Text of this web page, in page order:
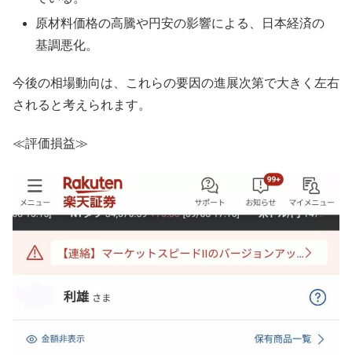
原材料価格の高騰や円安の影響による、日本経済の
基調悪化。
今後の相場動向は、これらの要因の進展次第で大きく左右
されると考えられます。
≪評価損益≫